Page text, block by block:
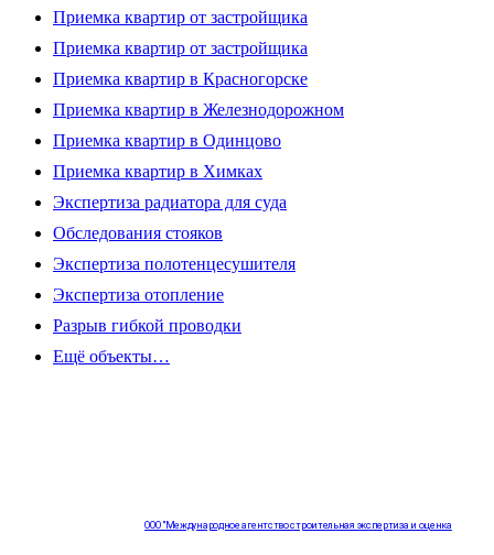
Приемка квартир от застройщика
Приемка квартир от застройщика
Приемка квартир в Красногорске
Приемка квартир в Железнодорожном
Приемка квартир в Одинцово
Приемка квартир в Химках
Экспертиза радиатора для суда
Обследования стояков
Экспертиза полотенцесушителя
Экспертиза отопление
Разрыв гибкой проводки
Ещё объекты…
ООО "Международное агентство строительная экспертиза и оценка